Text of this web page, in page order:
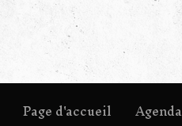
Page d'accueil Agenda